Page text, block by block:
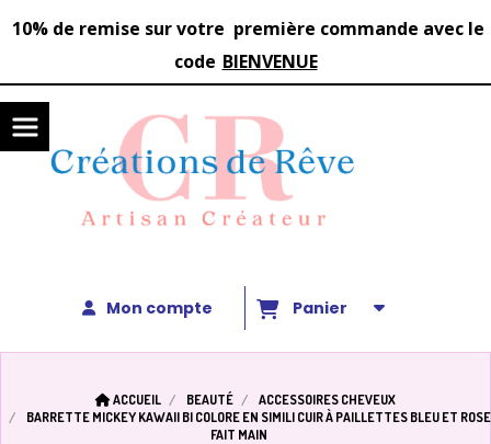
10%de remise sur votre première commande avec le
code BIENVENUE
Mon compte Panier
ACCUEIL BEAUTÉ
ACCESSOIRES CHEVEUX
BARRETTE MICKEY KAWAII BI COLORE EN SIMILI CUIR À PAILLETTES BLEU ET ROSE
FAIT MAIN